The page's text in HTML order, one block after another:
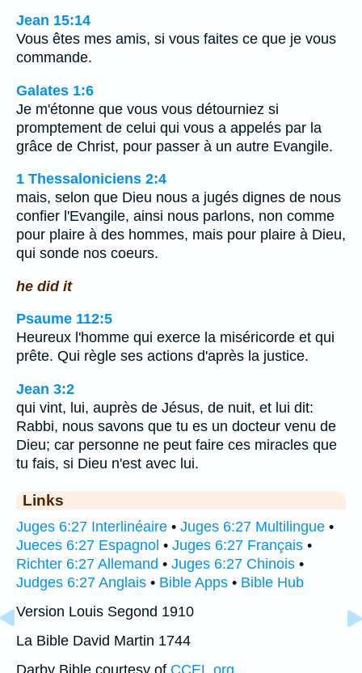
Jean 15:14
Vous êtes mes amis, si vous faites ce que je vous
commande.
Galates 1:6
Je m'étonne que vous vous détourniez si
promptement de celui qui vous a appelés par la
grâce de Christ, pour passer à un autre Evangile.
1 Thessaloniciens 2:4
mais, selon que Dieu nous a jugés dignes de nous
confier l'Evangile, ainsi nous parlons, non comme
pour plaire à des hommes, mais pour plaire à Dieu,
qui sonde nos coeurs.
he did it
Psaume 112:5
Heureux l'homme qui exerce la miséricorde et qui
prête. Qui règle ses actions d'après la justice.
Jean 3:2
qui vint, lui, auprès de Jésus, de nuit, et lui dit:
Rabbi, nous savons que tu es un docteur venu de
Dieu; car personne ne peut faire ces miracles que
tu fais, si Dieu n'est avec lui.
Links
Juges 6:27 Interlinéaire • Juges 6:27 Multilingue •
Jueces 6:27 Espagnol • Juges 6:27 Français •
Richter 6:27 Allemand • Juges 6:27 Chinois •
Judges 6:27 Anglais • Bible Apps • Bible Hub
Version Louis Segond 1910
La Bible David Martin 1744
Darby Bible courtesy of CCEL.org